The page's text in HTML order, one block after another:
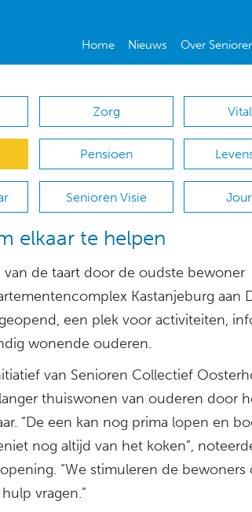
Home Nieuws Over
Zorg
Pensioen
Senioren Visie
elkaar te helpen
van de taart door de oudste bewoner
Kastanjeburg aan
een plek voor activiteiten,
wonende ouderen.
van Senioren Collectief
thuiswonen van ouderen door
“De een kan nog prima lopen en
nog altijd van het koken”,
“We stimuleren de bewoners
vragen.”